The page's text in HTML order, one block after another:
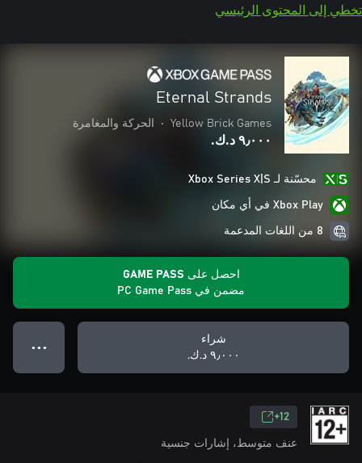
تخطي إلى المحتوى الرئيسي
Eternal Strands
Yellow Brick Games
• الحركة والمغامرة
٩٫٠٠٠ د.ك.‏
محسّنة لـ Xbox Series X|S
Xbox Play في أي مكان
8 من اللغات المدعمة
احصل على GAME PASS
مضمن في PC Game Pass
شراء
٩٫٠٠٠ د.ك.‏
● ● ●
12+
عنف متوسط، إشارات جنسية